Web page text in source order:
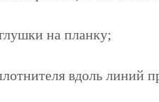
на планку;
вдоль линий